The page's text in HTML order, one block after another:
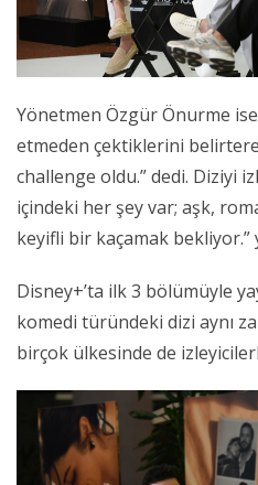
Yönetmen Özgür Önurme
etmeden çektiklerini
challenge oldu.” dedi. Diziyi
içindeki her şey var; aşk,
keyifli bir kaçamak
Disney+’ta ilk 3 bölümüyle
komedi türündeki dizi aynı
birçok ülkesinde de